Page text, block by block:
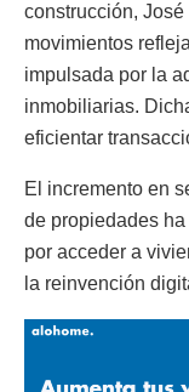
construcción,
movimientos
impulsada por la
inmobiliarias.
eficientar
El incremento en
de propiedades
por acceder a
la reinvención